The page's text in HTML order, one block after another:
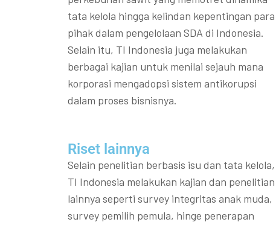
tata kelola hingga kelindan kepentingan para
pihak dalam pengelolaan SDA di Indonesia.
Selain itu, TI Indonesia juga melakukan
berbagai kajian untuk menilai sejauh mana
korporasi mengadopsi sistem antikorupsi
dalam proses bisnisnya.
Riset lainnya​​
Selain penelitian berbasis isu dan tata kelola,
TI Indonesia melakukan kajian dan penelitian
lainnya seperti survey integritas anak muda,
survey pemilih pemula, hinge penerapan